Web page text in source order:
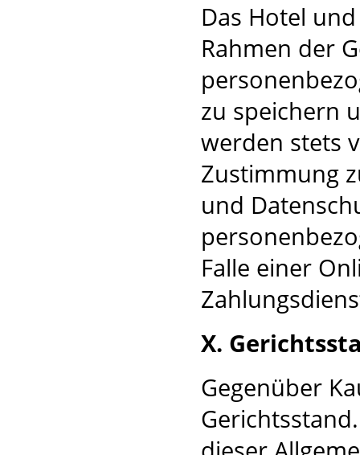
Das Hotel
Rahmen der
zu speichern
werden stets
Zustimmung
und
Falle einer
X.
Gegenüber